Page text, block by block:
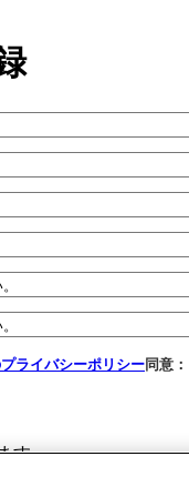
ライバシーポリシー同意：
す